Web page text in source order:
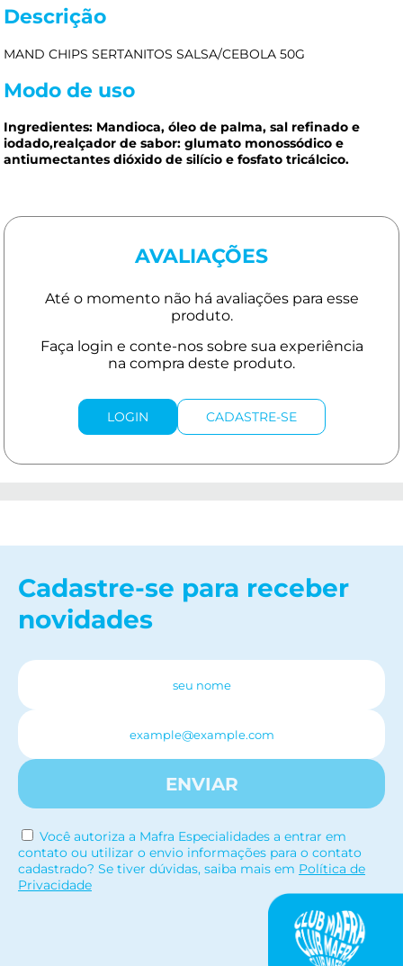
Descrição
MAND CHIPS SERTANITOS SALSA/CEBOLA 50G
Modo de uso
Ingredientes: Mandioca, óleo de palma, sal refinado e
iodado,realçador de sabor: glumato monossódico e
antiumectantes dióxido de silício e fosfato tricálcico.
AVALIAÇÕES
LOGIN CADASTRE-SE
Cadastre-se para receber
novidades
ENVIAR
Você autoriza a Mafra Especialidades a entrar em
contato ou utilizar o envio informações para o contato
cadastrado? Se tiver dúvidas, saiba mais em Política de
Privacidade